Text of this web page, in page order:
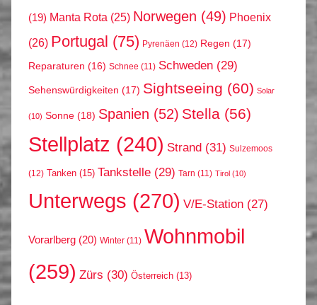
(19) Manta Rota (25) Norwegen (49) Phoenix
(26) Portugal (75) Pyrenäen (12) Regen (17)
Reparaturen (16) Schnee (11) Schweden (29)
Sehenswürdigkeiten (17) Sightseeing (60) Solar
(10) Sonne (18) Spanien (52) Stella (56)
Stellplatz (240) Strand (31) Sulzemoos
(12) Tanken (15) Tankstelle (29) Tarn (11) Tirol (10)
Unterwegs (270) V/E-Station (27)
Vorarlberg (20) Winter (11) Wohnmobil
(259) Zürs (30) Österreich (13)